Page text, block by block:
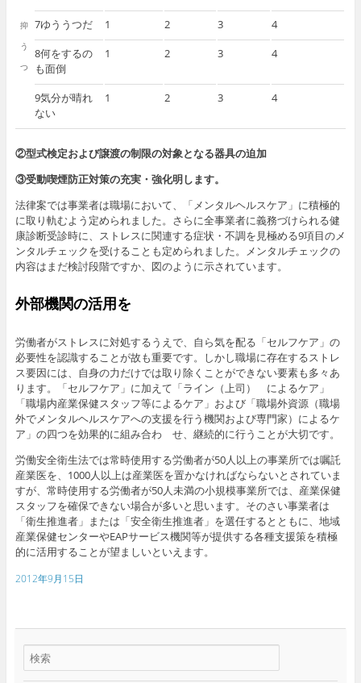
抑
う
つ
7ゆううつだ 1 2 3
4
8何をするの
も面倒
1 2 3 4
9気分が晴れ
ない
1 2 3 4
②型式検定および譲渡の制限の対象となる器具の迫加
③受動喫煙防正対策の充実・強化明します。
法律案では事業者は職場において、「メンタルヘルスケア」に積極的
に取り軌むよう定められました。さらに全事業者に義務づけられる健
康診断受診時に、ストレスに関連する症状・不調を見極める9項目のメ
ンタルチェックを受けることも定められました。メンタルチェックの
内容はまだ検討段階ですか、図のように示されています。
外部機関の活用を
労働者がストレスに対処するうえで、自ら気を配る「セルフケア」の
必要性を認識することが故も重要です。しかし職場に存在するストレ
ス要因には、自身の力だけでは取り除くことができない要素も多々あ
ります。「セルフケア」に加えて「ライン（上司） によるケア」
「職場内産業保健スタッフ等によるケア」および「職場外資源（職場
外でメンタルヘルスケアへの支援を行う機関および専門家）によるケ
ア」の四つを効果的に組み合わ せ、継続的に行うことが大切です。
労働安全衛生法では常時使用する労働者が50人以上の事業所では嘱託
産業医を、1000人以上は産業医を置かなければならないとされていま
すが、常時使用する労働者が50人未満の小規模事業所では、産業保健
スタッフを確保できない場合が多いと思います。そのさい事業者は
「衛生推進者」または「安全衛生推進者」を選任するとともに、地域
産業保健センターやEAPサービス機関等が提供する各種支援策を積極
的に活用することが望ましいといえます。
2012年9月15日